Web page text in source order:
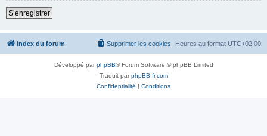
S’enregistrer
Index du forum Heures au format UTC+02:00
Supprimer les cookies
Développé parphpBB® Forum Software © phpBB Limited
Traduit parphpBB-fr.com
Confidentialité | Conditions